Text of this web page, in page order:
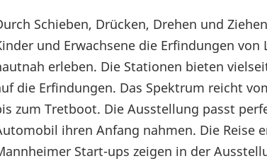
Schieben, Drücken, Drehen und
und Erwachsene die Erfindungen von
erleben. Die Stationen bieten
die Erfindungen. Das Spektrum reicht
zum Tretboot. Die Ausstellung passt
ihren Anfang nahmen. Die Reise
Start-ups zeigen in der